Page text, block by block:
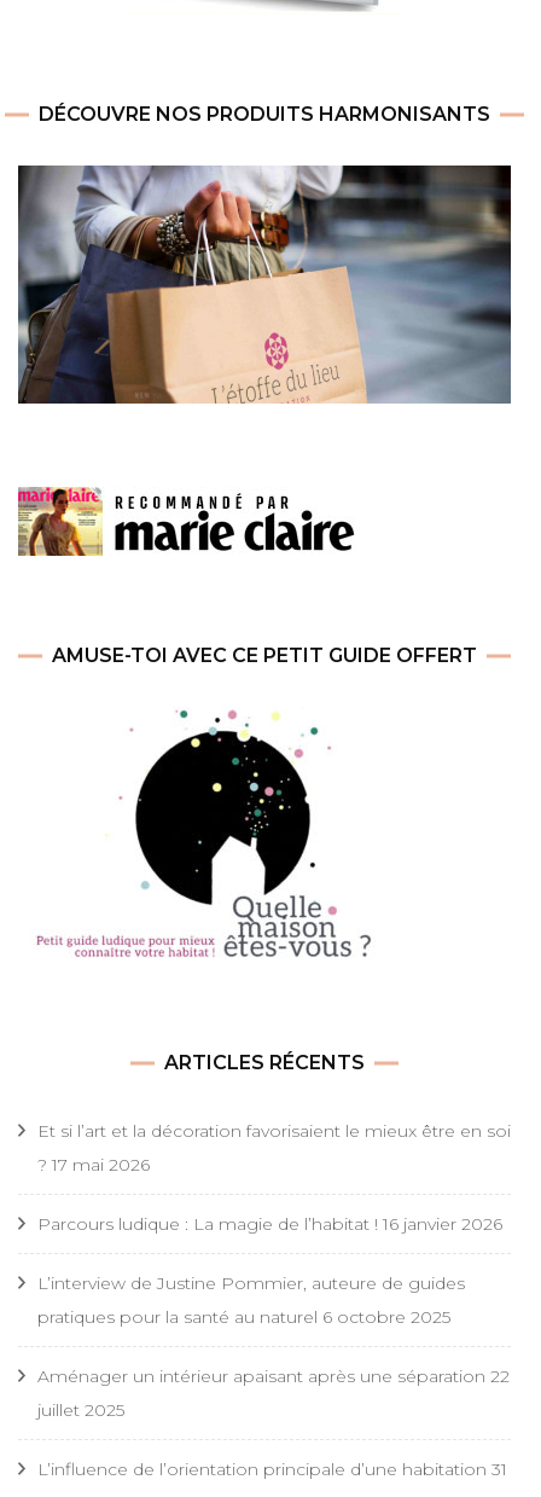
DÉCOUVRE NOS PRODUITS HARMONISANTS
AMUSE-TOI AVEC CE PETIT GUIDE OFFERT
ARTICLES RÉCENTS
Et si l’art et la décoration favorisaient le mieux être en soi
? 17 mai 2026
Parcours ludique : La magie de l’habitat ! 16 janvier 2026
L’interview de Justine Pommier, auteure de guides
pratiques pour la santé au naturel 6 octobre 2025
Aménager un intérieur apaisant après une séparation 22
juillet 2025
L’influence de l’orientation principale d’une habitation 31